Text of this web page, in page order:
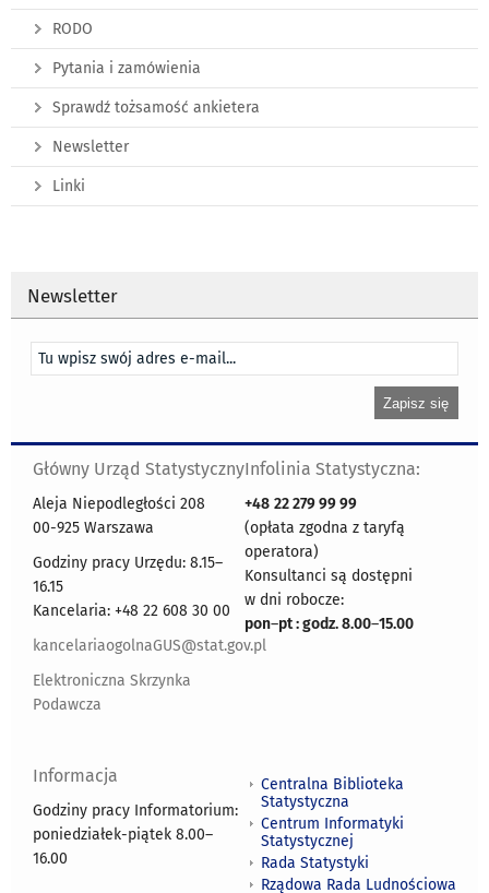
RODO
Pytania i zamówienia
Sprawdź tożsamość ankietera
Newsletter
Linki
Newsletter
Główny Urząd Statystyczny
Aleja Niepodległości 208
00-925 Warszawa
Godziny pracy Urzędu: 8.15–
16.15
Kancelaria: +48 22 608 30 00
kancelariaogolnaGUS@stat.gov.pl
Elektroniczna Skrzynka
Podawcza
Infolinia Statystyczna:
+48 22 279 99 99
(opłata zgodna z taryfą
operatora)
Konsultanci są dostępni
w dni robocze:
pon–pt : godz. 8.00–15.00
Informacja
Godziny pracy Informatorium:
poniedziałek-piątek 8.00–
16.00
Centralna Biblioteka
Statystyczna
Centrum Informatyki
Statystycznej
Rada Statystyki
Rządowa Rada Ludnościowa